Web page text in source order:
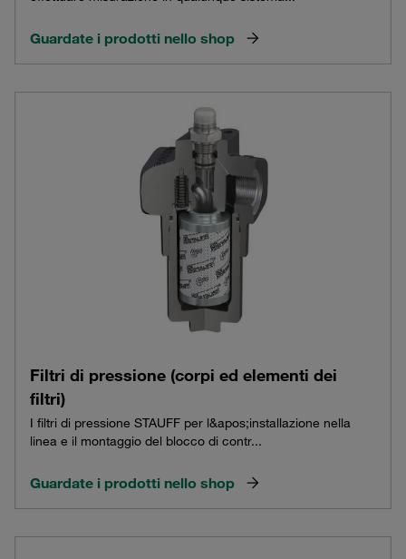
Guardate i prodotti nello shop
Filtri di pressione (corpi ed elementi dei
filtri)
I filtri di pressione STAUFF per l&apos;installazione nella
linea e il montaggio del blocco di contr...
Guardate i prodotti nello shop